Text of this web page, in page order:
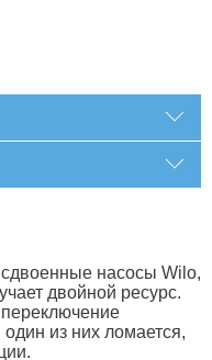
насосы Wilo,
двойной ресурс.
из них ломается,